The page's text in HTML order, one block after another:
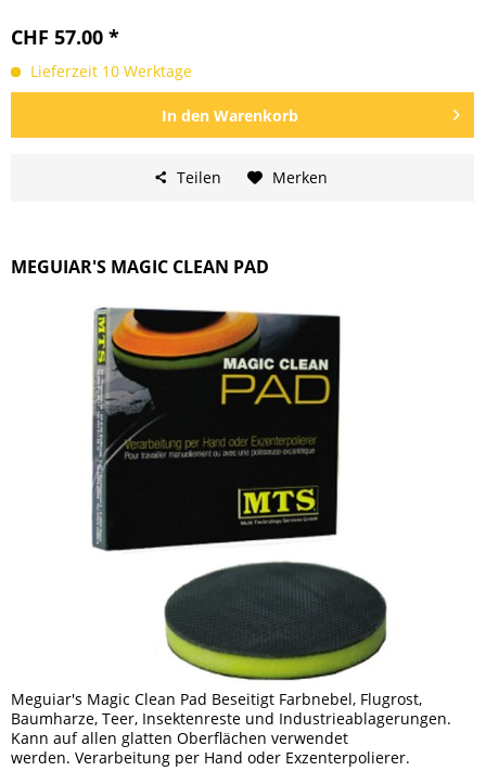
CHF 57.00 *
Lieferzeit 10 Werktage
In den Warenkorb
Teilen Merken
MEGUIAR'S MAGIC CLEAN PAD
Meguiar's Magic Clean Pad Beseitigt Farbnebel, Flugrost,
Baumharze, Teer, Insektenreste und Industrieablagerungen.
Kann auf allen glatten Oberflächen verwendet
werden. Verarbeitung per Hand oder Exzenterpolierer.